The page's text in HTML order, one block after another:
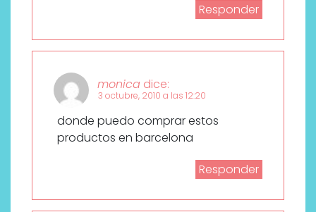
Responder
monica dice:
3 octubre, 2010 a las 12:20
donde puedo comprar estos
productos en barcelona
Responder